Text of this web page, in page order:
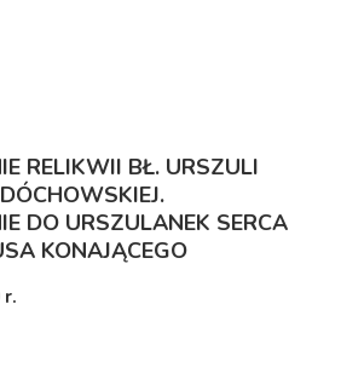
RELIKWII BŁ. URSZULI
DO URSZULANEK SERCA
KONAJĄCEGO
r.